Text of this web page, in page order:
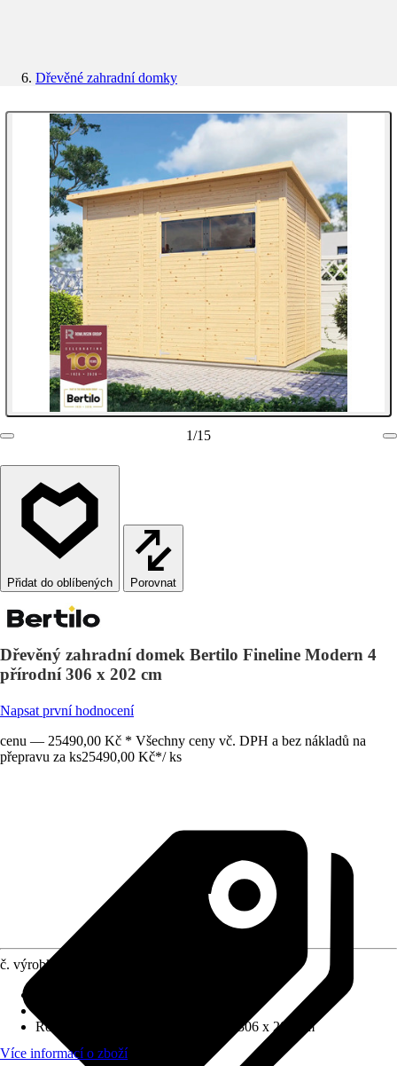
Dřevěné zahradní domky
1/15
Porovnat
Dřevěný zahradní domek Bertilo Fineline Modern 4
přírodní 306 x 202 cm
Napsat první hodnocení
cenu — 25490,00 Kč * Všechny ceny vč. DPH a bez nákladů na
přepravu za ks25490,00 Kč*/ ks
č. výrobku
Rozměry š x h bez přesahu střechy
306 x 202 cm
Více informací o zboží